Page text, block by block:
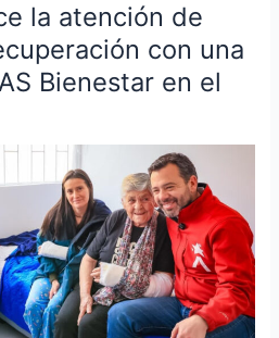
la atención de
con una
Bienestar en el